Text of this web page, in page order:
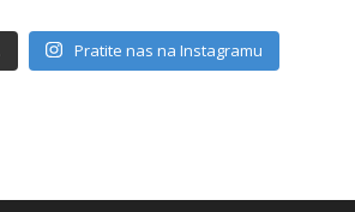
Pratite nas na Instagramu